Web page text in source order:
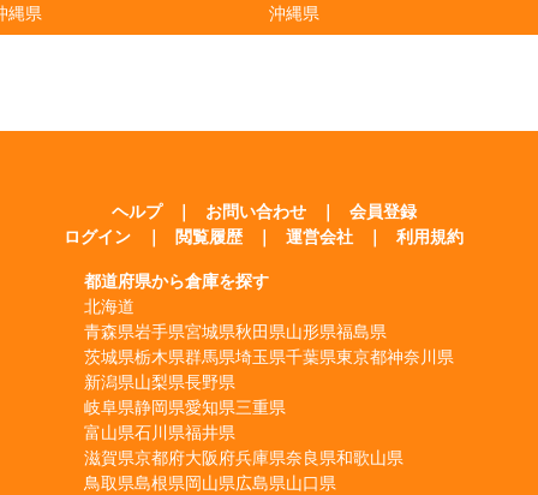
縄県
沖縄県
ヘルプ ｜ お問い合わせ ｜
会員登録
ログイン
｜ 閲覧履歴 ｜ 運営会社 ｜ 利用規約
都道府県から倉庫を探す
北海道
青森県岩手県宮城県秋田県山形県福島県
茨城県栃木県群馬県埼玉県千葉県東京都神奈川県
新潟県山梨県長野県
岐阜県静岡県愛知県三重県
富山県石川県福井県
滋賀県京都府大阪府兵庫県奈良県和歌山県
鳥取県島根県岡山県広島県山口県